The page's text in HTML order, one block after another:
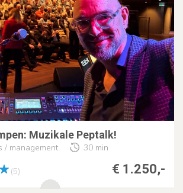
Muzikale Peptalk!
/ management 30 min
€ 1.250,-
(5)